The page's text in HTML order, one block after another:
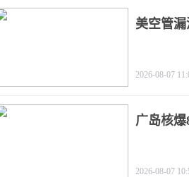
美空管
2026-08-07
广岛核
2026-08-07